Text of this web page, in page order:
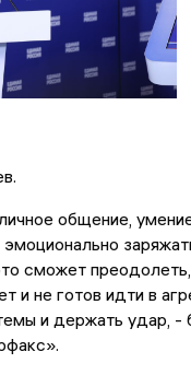
общение,
сможет
и не готов идти в
и держать удар,